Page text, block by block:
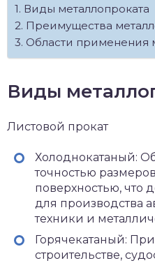
Виды металлопроката
Преимущества
Области применения
Виды
Листовой прокат
Холоднокатаный:
точностью
поверхностью, что
для производства
техники и
Горячекатаный:
строительстве,